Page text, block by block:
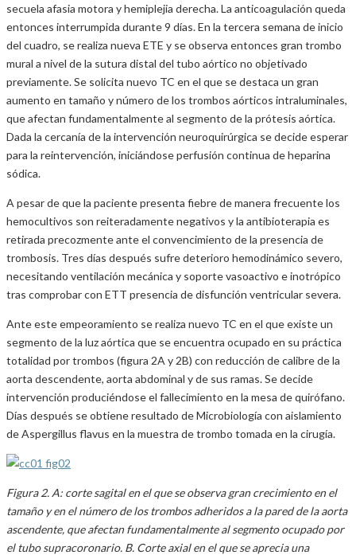
secuela afasia motora y hemiplejia derecha. La anticoagulación queda
entonces interrumpida durante 9 días. En la tercera semana de inicio
del cuadro, se realiza nueva ETE y se observa entonces gran trombo
mural a nivel de la sutura distal del tubo aórtico no objetivado
previamente. Se solicita nuevo TC en el que se destaca un gran
aumento en tamaño y número de los trombos aórticos intraluminales,
que afectan fundamentalmente al segmento de la prótesis aórtica.
Dada la cercanía de la intervención neuroquirúrgica se decide esperar
para la reintervención, iniciándose perfusión continua de heparina
sódica.
A pesar de que la paciente presenta fiebre de manera frecuente los
hemocultivos son reiteradamente negativos y la antibioterapia es
retirada precozmente ante el convencimiento de la presencia de
trombosis. Tres días después sufre deterioro hemodinámico severo,
necesitando ventilación mecánica y soporte vasoactivo e inotrópico
tras comprobar con ETT presencia de disfunción ventricular severa.
Ante este empeoramiento se realiza nuevo TC en el que existe un
segmento de la luz aórtica que se encuentra ocupado en su práctica
totalidad por trombos (figura 2A y 2B) con reducción de calibre de la
aorta descendente, aorta abdominal y de sus ramas. Se decide
intervención produciéndose el fallecimiento en la mesa de quirófano.
Días después se obtiene resultado de Microbiología con aislamiento
de Aspergillus flavus en la muestra de trombo tomada en la cirugía.
Figura 2. A: corte sagital en el que se observa gran crecimiento en el
tamaño y en el número de los trombos adheridos a la pared de la aorta
ascendente, que afectan fundamentalmente al segmento ocupado por
el tubo supracoronario. B. Corte axial en el que se aprecia una